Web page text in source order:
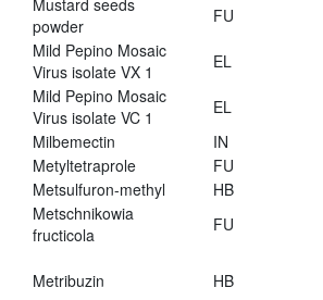
Mustard seeds
powder
FU
Mild Pepino Mosaic
Virus isolate VX 1
EL
Mild Pepino Mosaic
Virus isolate VC 1
EL
Milbemectin
IN
Metyltetraprole
FU
Metsulfuron-methyl
HB
Metschnikowia
fructicola
FU
Metribuzin HB